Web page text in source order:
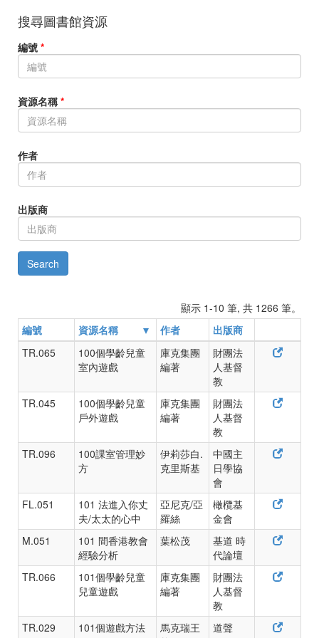
搜尋圖書館資源
編號 *
資源名稱 *
作者
出版商
顯示 1-10 筆, 共 1266 筆。
編號
資源名稱 作者
出版商
TR.065
100個學齡兒童
室內遊戲
庫克集團
編著
財團法
人基督
教
TR.045
100個學齡兒童
戶外遊戲
庫克集團
編著
財團法
人基督
教
TR.096
100課室管理妙
方
伊莉莎白.
克里斯基
中國主
日學協
會
FL.051
101 法進入你丈
夫/太太的心中
亞尼克/亞
羅絲
橄欖基
金會
M.051
101 間香港教會
經驗分析
葉松茂
基道 時
代論壇
TR.066
101個學齡兒童
兒童遊戲
庫克集團
編著
財團法
人基督
教
TR.029
101個遊戲方法
馬克瑞王
道聲